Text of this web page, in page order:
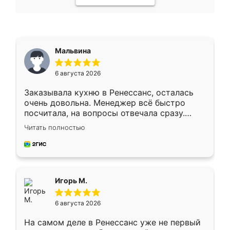
Мальвина
6 августа 2026
Заказывала кухню в Ренессанс, осталась
очень довольна. Менеджер всё быстро
посчитала, на вопросы отвечала сразу.
Замерщик приехал в субботу, подошёл к
делу со всей ответственностью. Собрали
за день, ребята работали аккуратно, даже
Читать полностью
Игорь М.
6 августа 2026
На самом деле в Ренессанс уже не первый